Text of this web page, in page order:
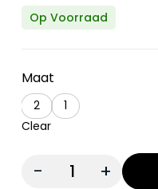
Op Voorraad
Maat
2
1
Clear
Quantity: